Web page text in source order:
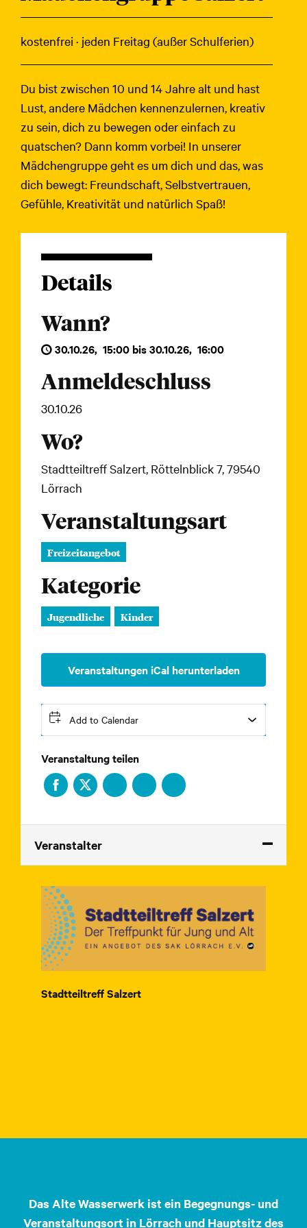
kostenfrei · jeden Freitag (außer Schulferien)
Du bist zwischen 10 und 14 Jahre alt und hast
Lust, andere Mädchen kennenzulernen, kreativ
zu sein, dich zu bewegen oder einfach zu
quatschen? Dann komm vorbei! In unserer
Mädchengruppe geht es um dich und das, was
dich bewegt: Freundschaft, Selbstvertrauen,
Gefühle, Kreativität und natürlich Spaß!
Details
Wann?
30.10.26, 15:00 bis30.10.26, 16:00
Anmeldeschluss
30.10.26
Wo?
Stadtteiltreff Salzert, Röttelnblick 7, 79540
Lörrach
Veranstaltungsart
Freizeitangebot
Kategorie
Jugendliche Kinder
Veranstaltungen iCal herunterladen
Add to Calendar
Veranstaltung teilen
Veranstalter
Stadtteiltreff Salzert
Das Alte Wasserwerk ist ein Begegnungs- und
Veranstaltungsort in Lörrach und Hauptsitz des